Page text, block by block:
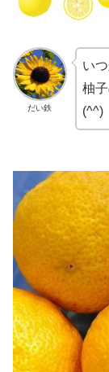
だい鉄
い
柚
(^^)